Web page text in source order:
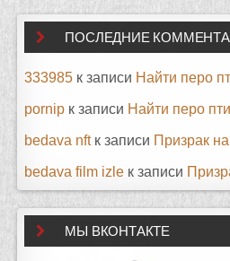
ПОСЛЕДНИЕ
333985 к записи Найти перо
pornip к записи Найти перо
bedava nftк записи Призрак
bedava film izle к записи
МЫ ВКОНТАКТЕ